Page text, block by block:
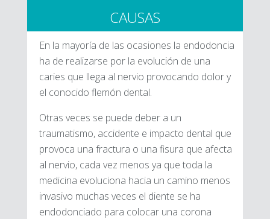
CAUSAS
En la mayoría de las ocasiones la endodoncia
ha de realizarse por la evolución de una
caries que llega al nervio provocando dolor y
el conocido flemón dental.
Otras veces se puede deber a un
traumatismo, accidente e impacto dental que
provoca una fractura o una fisura que afecta
al nervio, cada vez menos ya que toda la
medicina evoluciona hacia un camino menos
invasivo muchas veces el diente se ha
endodonciado para colocar una corona